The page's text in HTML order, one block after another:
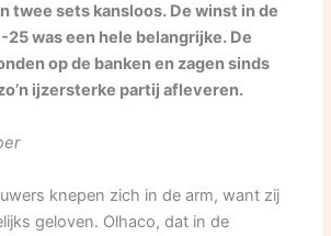
twee sets kansloos. De winst in de
was een hele belangrijke. De
op de banken en zagen sinds
ijzersterke partij afleveren.
knepen zich in de arm, want zij
geloven. Olhaco, dat in de